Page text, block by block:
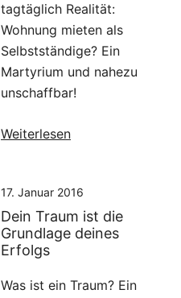
tagtäglich Realität:
Wohnung mieten als
Selbstständige? Ein
Martyrium und nahezu
unschaffbar!
Weiterlesen
17. Januar 2016
Dein Traum ist die
Grundlage deines
Erfolgs
Was ist ein Traum? Ein